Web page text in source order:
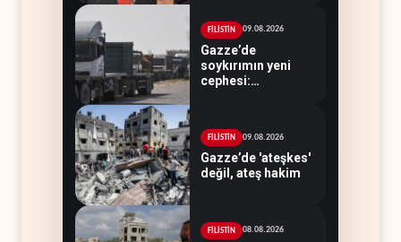
FİLİSTİN 09.08.2026
Gazze’de
soykırımın yeni
cephesi:
hedefte
FİLİSTİN 09.08.2026
Gazze’de 'ateşkes'
değil, ateş hakim
FİLİSTİN 08.08.2026